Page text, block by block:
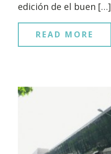
edición de el buen […]
READ MORE